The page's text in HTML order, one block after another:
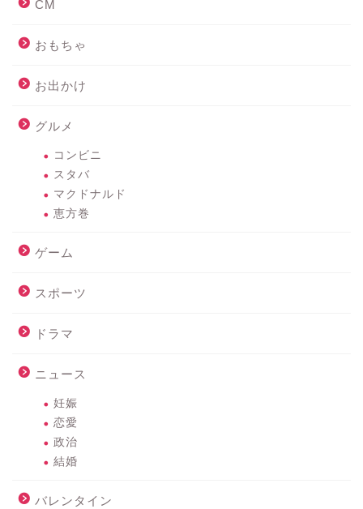
CM
おもちゃ
お出かけ
グルメ
コンビニ
スタバ
マクドナルド
恵方巻
ゲーム
スポーツ
ドラマ
ニュース
妊娠
恋愛
政治
結婚
バレンタイン